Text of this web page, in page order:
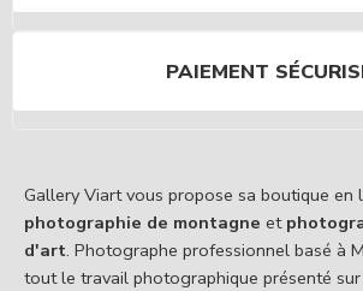
PAIEMENT
Gallery Viart vous propose sa boutique en
photographie de montagne et
d'art. Photographe professionnel basé à
tout le travail photographique présenté